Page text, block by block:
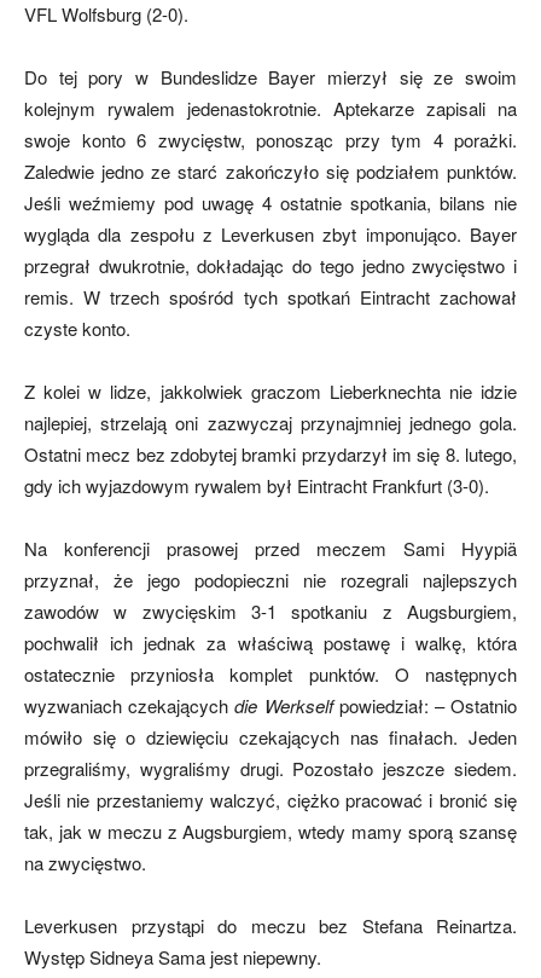
VFL Wolfsburg (2-0).
Do tej pory w Bundeslidze Bayer mierzył się ze swoim
kolejnym rywalem jedenastokrotnie. Aptekarze zapisali na
swoje konto 6 zwycięstw, ponosząc przy tym 4 porażki.
Zaledwie jedno ze starć zakończyło się podziałem punktów.
Jeśli weźmiemy pod uwagę 4 ostatnie spotkania, bilans nie
wygląda dla zespołu z Leverkusen zbyt imponująco. Bayer
przegrał dwukrotnie, dokładając do tego jedno zwycięstwo i
remis. W trzech spośród tych spotkań Eintracht zachował
czyste konto.
Z kolei w lidze, jakkolwiek graczom Lieberknechta nie idzie
najlepiej, strzelają oni zazwyczaj przynajmniej jednego gola.
Ostatni mecz bez zdobytej bramki przydarzył im się 8. lutego,
gdy ich wyjazdowym rywalem był Eintracht Frankfurt (3-0).
Na konferencji prasowej przed meczem Sami Hyypiä
przyznał, że jego podopieczni nie rozegrali najlepszych
zawodów w zwycięskim 3-1 spotkaniu z Augsburgiem,
pochwalił ich jednak za właściwą postawę i walkę, która
ostatecznie przyniosła komplet punktów. O następnych
wyzwaniach czekającychdie Werkselfpowiedział: – Ostatnio
mówiło się o dziewięciu czekających nas finałach. Jeden
przegraliśmy, wygraliśmy drugi. Pozostało jeszcze siedem.
Jeśli nie przestaniemy walczyć, ciężko pracować i bronić się
tak, jak w meczu z Augsburgiem, wtedy mamy sporą szansę
na zwycięstwo.
Leverkusen przystąpi do meczu bez Stefana Reinartza.
Występ Sidneya Sama jest niepewny.